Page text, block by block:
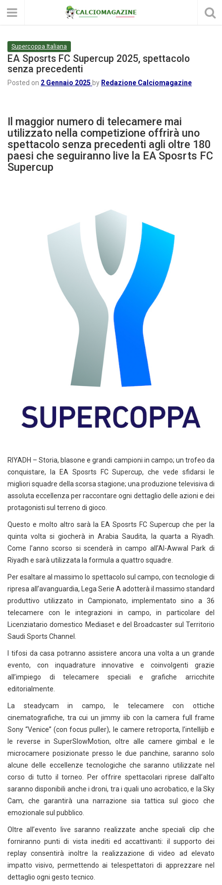
Supercoppa Italiana
EA Sposrts FC Supercup 2025, spettacolo
senza precedenti
Posted on 2 Gennaio 2025 by Redazione Calciomagazine
Il maggior numero di telecamere mai
utilizzato nella competizione offrirà uno
spettacolo senza precedenti agli oltre 180
paesi che seguiranno live la EA Sposrts FC
Supercup
RIYADH – Storia, blasone e grandi campioni in campo; un trofeo da
conquistare, la EA Sposrts FC Supercup, che vede sfidarsi le
migliori squadre della scorsa stagione; una produzione televisiva di
assoluta eccellenza per raccontare ogni dettaglio delle azioni e dei
protagonisti sul terreno di gioco.
Questo e molto altro sarà la EA Sposrts FC Supercup che per la
quinta volta si giocherà in Arabia Saudita, la quarta a Riyadh.
Come l’anno scorso si scenderà in campo all’Al-Awwal Park di
Riyadh e sarà utilizzata la formula a quattro squadre.
Per esaltare al massimo lo spettacolo sul campo, con tecnologie di
ripresa all’avanguardia, Lega Serie A adotterà il massimo standard
produttivo utilizzato in Campionato, implementato sino a 36
telecamere con le integrazioni in campo, in particolare del
Licenziatario domestico Mediaset e del Broadcaster sul Territorio
Saudi Sports Channel.
I tifosi da casa potranno assistere ancora una volta a un grande
evento, con inquadrature innovative e coinvolgenti grazie
all’impiego di telecamere speciali e grafiche arricchite
editorialmente.
La steadycam in campo, le telecamere con ottiche
cinematografiche, tra cui un jimmy iib con la camera full frame
Sony “Venice” (con focus puller), le camere retroporta, l’intellijib e
le reverse in SuperSlowMotion, oltre alle camere gimbal e le
microcamere posizionate presso le due panchine, saranno solo
alcune delle eccellenze tecnologiche che saranno utilizzate nel
corso di tutto il torneo. Per offrire spettacolari riprese dall’alto
saranno disponibili anche i droni, tra i quali uno acrobatico, e la Sky
Cam, che garantirà una narrazione sia tattica sul gioco che
emozionale sul pubblico.
Oltre all’evento live saranno realizzate anche speciali clip che
forniranno punti di vista inediti ed accattivanti: il supporto dei
replay consentirà inoltre la realizzazione di video ad elevato
impatto visivo, permettendo ai telespettatori di apprezzare nel
dettaglio ogni gesto tecnico.